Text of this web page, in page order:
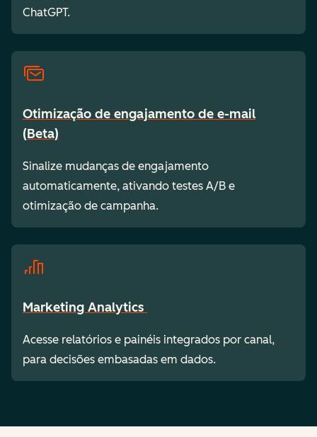
ChatGPT.
Otimização de engajamento de e-mail
(Beta)
Sinalize mudanças de engajamento
automaticamente, ativando testes A/B e
otimização de campanha.
Marketing Analytics
Acesse relatórios e painéis integrados por canal,
para decisões embasadas em dados.